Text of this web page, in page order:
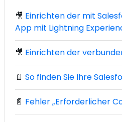
🎥 Einrichten der mit
App mit Lightning
🎥 Einrichten der
📄 So finden Sie Ihre
📄 Fehler „Erforderlicher